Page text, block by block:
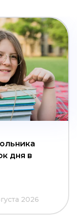
дня в
2026